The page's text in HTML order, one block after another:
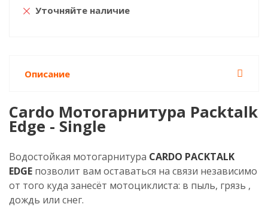
Уточняйте наличие
Описание
Cardo Мотогарнитура Packtalk
Edge - Single
Водостойкая мотогарнитура CARDO PACKTALK
EDGE позволит вам оставаться на связи независимо
от того куда занесёт мотоциклиста: в пыль, грязь ,
дождь или снег.